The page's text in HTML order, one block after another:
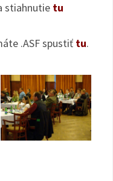
stiahnutie tu
.ASF spustiť tu.